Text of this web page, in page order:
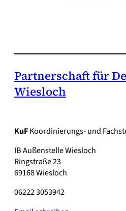
Partnerschaft für
Wiesloch
KuFKoordinierungs- und
IB Außenstelle Wiesloch
Ringstraße 23
69168 Wiesloch
06222 3053942